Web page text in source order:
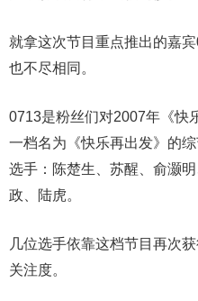
就拿这次节目重点推出的嘉
也不尽相同。
0713是粉丝们对2007年《快
一档名为《快乐再出发》的
选手：陈楚生、苏醒、俞灏
政、陆虎。
几位选手依靠这档节目再次
关注度。